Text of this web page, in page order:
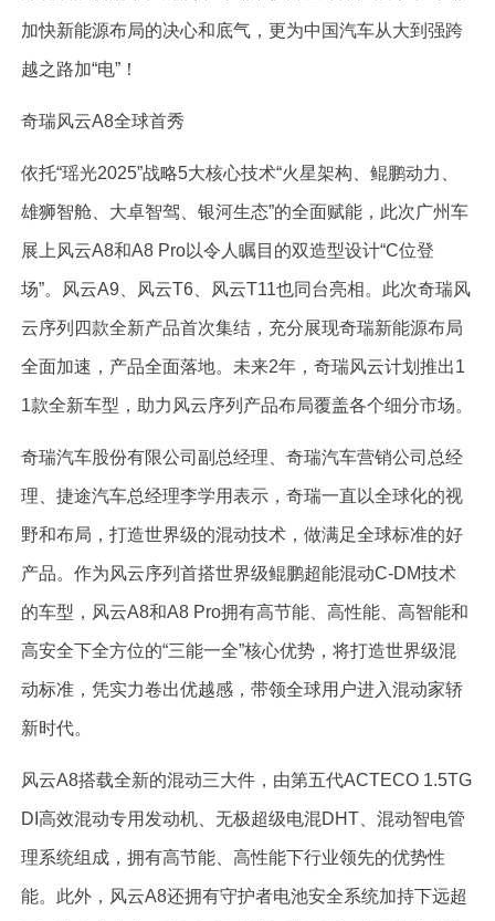
加快新能源布局的决心和底气，更为中国汽车从大到强跨
越之路加“电”！
奇瑞风云A8全球首秀
依托“瑶光2025”战略5大核心技术“火星架构、鲲鹏动力、
雄狮智舱、大卓智驾、银河生态”的全面赋能，此次广州车
展上风云A8和A8 Pro以令人瞩目的双造型设计“C位登
场”。风云A9、风云T6、风云T11也同台亮相。此次奇瑞风
云序列四款全新产品首次集结，充分展现奇瑞新能源布局
全面加速，产品全面落地。未来2年，奇瑞风云计划推出1
1款全新车型，助力风云序列产品布局覆盖各个细分市场。
奇瑞汽车股份有限公司副总经理、奇瑞汽车营销公司总经
理、捷途汽车总经理李学用表示，奇瑞一直以全球化的视
野和布局，打造世界级的混动技术，做满足全球标准的好
产品。作为风云序列首搭世界级鲲鹏超能混动C-DM技术
的车型，风云A8和A8 Pro拥有高节能、高性能、高智能和
高安全下全方位的“三能一全”核心优势，将打造世界级混
动标准，凭实力卷出优越感，带领全球用户进入混动家轿
新时代。
风云A8搭载全新的混动三大件，由第五代ACTECO 1.5TG
DI高效混动专用发动机、无极超级电混DHT、混动智电管
理系统组成，拥有高节能、高性能下行业领先的优势性
能。此外，风云A8还拥有守护者电池安全系统加持下远超